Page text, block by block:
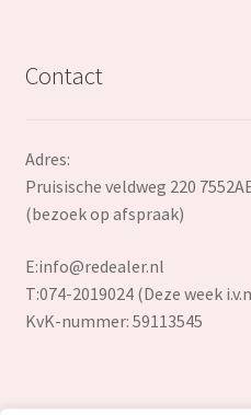
Contact
Adres:
Pruisische veldweg 220
(bezoek op afspraak)
E:info@redealer.nl
T:074-2019024 (Deze week
KvK-nummer: 59113545